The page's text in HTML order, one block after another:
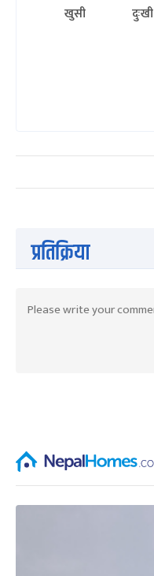
खुसी दुःखी
प्रतिक्रिया